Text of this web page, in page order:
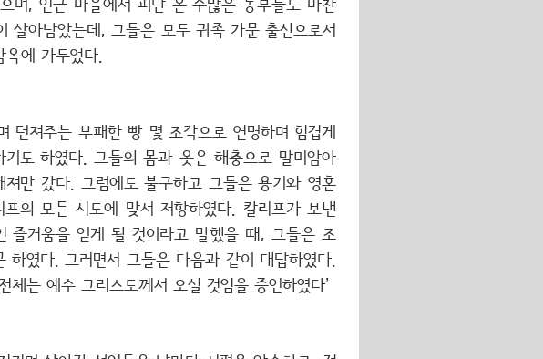
며, 인근 마을에서 피난 온 수많은 농부들도 마찬
살아남았는데, 그들은 모두 귀족 가문 출신으로서
에 가두었다.
져주는 부패한 빵 몇 조각으로 연명하며 힘겹게
도 하였다. 그들의 몸과 옷은 해충으로 말미암아
만 갔다. 그럼에도 불구하고 그들은 용기와 영혼
의 모든 시도에 맞서 저항하였다. 칼리프가 보낸
즐거움을 얻게 될 것이라고 말했을 때, 그들은 조
였다. 그러면서 그들은 다음과 같이 대답하였다.
는 예수 그리스도께서 오실 것임을 증언하였다’